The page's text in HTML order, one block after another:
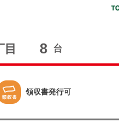
8 台
領収書発行可